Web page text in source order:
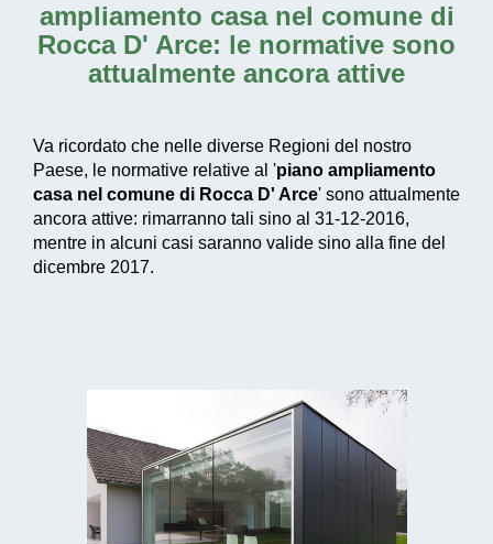
ampliamento casa nel comune di
Rocca D' Arce: le normative sono
attualmente ancora attive
Va ricordato che nelle diverse Regioni del nostro
Paese, le normative relative al 'piano ampliamento
casa nel comune di Rocca D' Arce' sono attualmente
ancora attive: rimarranno tali sino al 31-12-2016,
mentre in alcuni casi saranno valide sino alla fine del
dicembre 2017.